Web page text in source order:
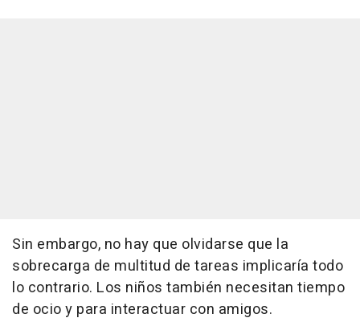
Sin embargo, no hay que olvidarse que la
sobrecarga de multitud de tareas implicaría todo
lo contrario. Los niños también necesitan tiempo
de ocio y para interactuar con amigos.